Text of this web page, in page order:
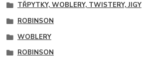
TŘPYTKY, WOBLERY, TWISTERY, JIGY
ROBINSON
WOBLERY
ROBINSON